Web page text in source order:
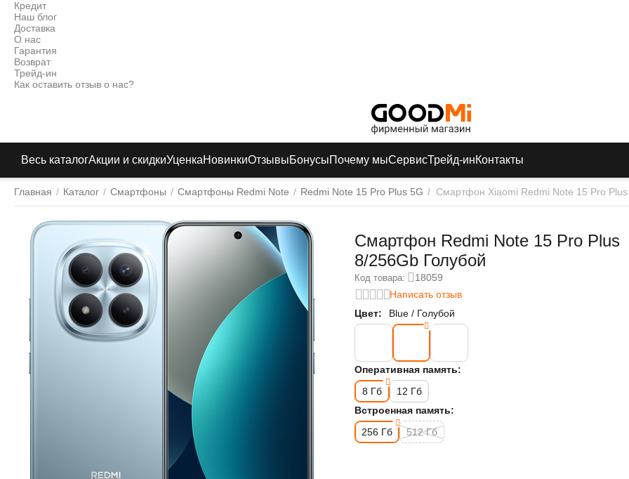
Кредит
Наш блог
Доставка
О нас
Гарантия
Возврат
Трейд-ин
Как оставить отзыв о нас?
Весь каталогАкции и скидкиУценкаНовинкиОтзывыБонусыПочему мыСервисТрейд-инКонтакты
Главная / Каталог / Смартфоны / Смартфоны Redmi Note / Redmi Note 15 Pro Plus 5G / Смартфон Xiaomi Redmi Note 15 Pro
Смартфон Redmi Note 15 Pro Plus
8/256Gb Голубой
Код товара:
18059
Написать отзыв
Цвет:
Blue / Голубой
Оперативная память:
8 Гб
12 Гб
Встроенная память:
256 Гб
512 Гб